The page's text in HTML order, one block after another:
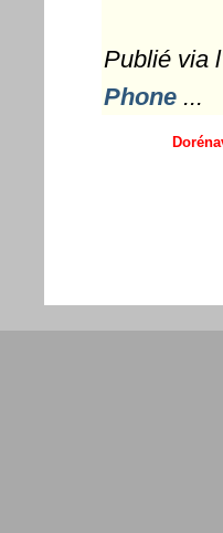
Publié via
Phone...